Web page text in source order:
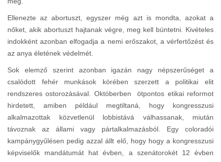
Ellenezte az abortuszt, egyszer még azt is mondta, azokat a
nőket, akik abortuszt hajtanak végre, meg kell büntetni. Kivételes
indokként azonban elfogadja a nemi erőszakot, a vérfertőzést és
az anya életének védelmét.
Sok elemző szerint azonban igazán nagy népszerűséget a
csalódott fehér munkások körében szerzett a politikai elit
rendszeres ostorozásával. Októberben ötpontos etikai reformot
hirdetett, amiben például megtiltaná, hogy kongresszusi
alkalmazottak közvetlenül lobbistává válhassanak, miután
távoznak az állami vagy pártalkalmazásból. Egy coloradói
kampánygyűlésen pedig azzal állt elő, hogy hogy a kongresszusi
képviselők mandátumát hat évben, a szenátorokét 12 évben